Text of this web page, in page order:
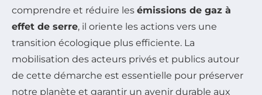
comprendre et réduire les émissions de gaz à
effet de serre, il oriente les actions vers une
transition écologique plus efficiente. La
mobilisation des acteurs privés et publics autour
de cette démarche est essentielle pour préserver
notre planète et garantir un avenir durable aux